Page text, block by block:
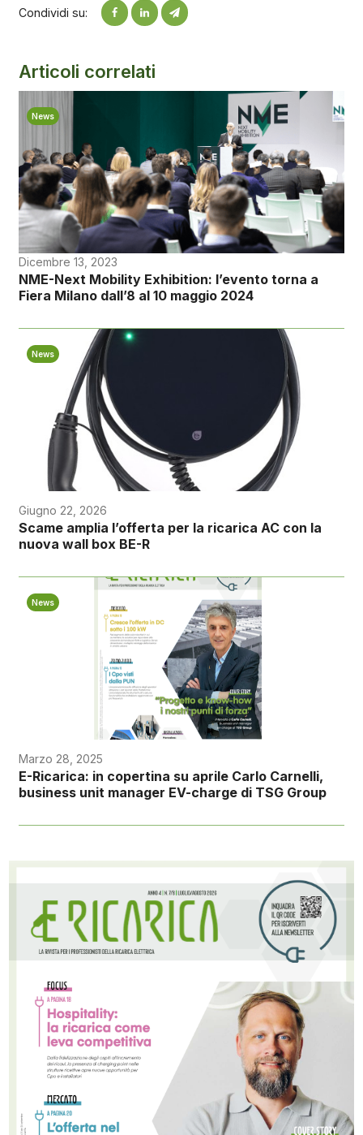
Condividi su:
Articoli correlati
News
Dicembre 13, 2023
NME-Next Mobility Exhibition: l’evento torna a
Fiera Milano dall’8 al 10 maggio 2024
News
Giugno 22, 2026
Scame amplia l’offerta per la ricarica AC con la
nuova wall box BE-R
News
Marzo 28, 2025
E-Ricarica: in copertina su aprile Carlo Carnelli,
business unit manager EV-charge di TSG Group